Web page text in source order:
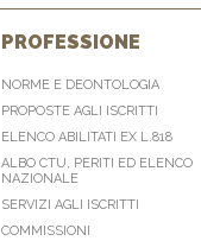
PROFESSIONE
NORME E DEONTOLOGIA
PROPOSTE AGLI ISCRITTI
ELENCO ABILITATI EX L.818
ALBO CTU, PERITI ED ELENCO
NAZIONALE
SERVIZI AGLI ISCRITTI
COMMISSIONI